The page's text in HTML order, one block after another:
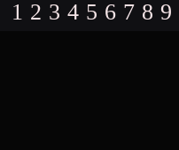
1 2 3 4 5 6 7 8 9